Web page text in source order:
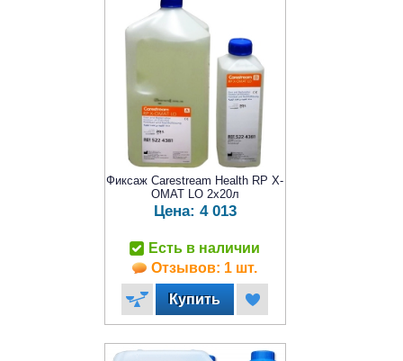
Фиксаж Carestream Health RP X-
OMAT LO 2x20л
Цена: 4 013
Есть в наличии
Отзывов: 1 шт.